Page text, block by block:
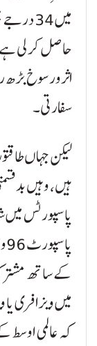
حاصل کر لی ہے۔
اثرورسوخ بڑھ
سفارتی۔
لیکن جہاں
ہیں، وہیں
پاسپورٹس میں
میں ویزا فری
کہ عالمی اوسط